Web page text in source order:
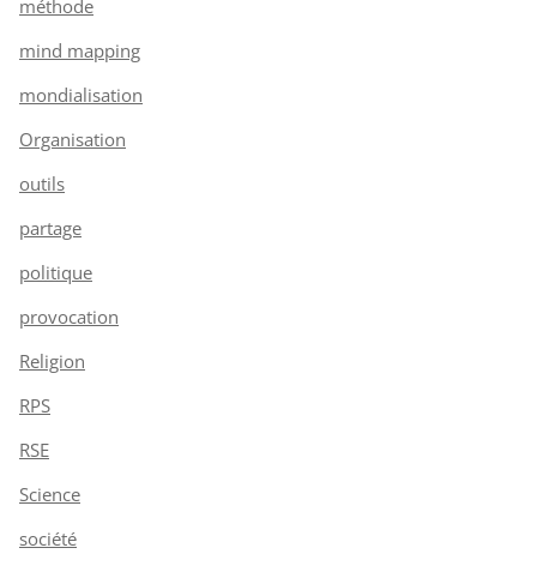
méthode
mind mapping
mondialisation
Organisation
outils
partage
politique
provocation
Religion
RPS
RSE
Science
société